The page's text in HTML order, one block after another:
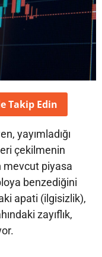
Takip Edin
yayımladığı
çekilmenin
mevcut piyasa
benzediğini
apati (ilgisizlik),
zayıflık,